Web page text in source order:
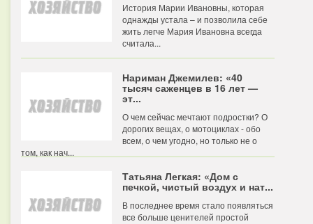
История Марии Ивановны, которая
однажды устала – и позволила себе
жить легче Мария Ивановна всегда
считала...
Нариман Джемилев: «40
тысяч саженцев в 16 лет —
эт...
О чем сейчас мечтают подростки? О
дорогих вещах, о мотоциклах - обо
всем, о чем угодно, но только не о
том, как нач...
Татьяна Легкая: «Дом с
печкой, чистый воздух и нат...
В последнее время стало появляться
все больше ценителей простой